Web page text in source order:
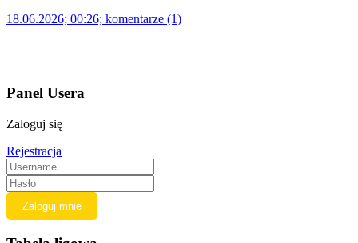
18.06.2026; 00:26; komentarze (1)
Panel Usera
Zaloguj się
Rejestracja